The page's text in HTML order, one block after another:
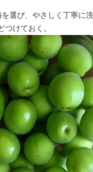
選び、やさしく丁寧に
つけておく。